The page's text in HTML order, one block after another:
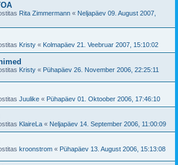
Rita Zimmermann « Neljapäev 09. August 2007,
Kristy « Kolmapäev 21. Veebruar 2007, 15:10:02
Kristy « Pühapäev 26. November 2006, 22:25:11
Juulike « Pühapäev 01. Oktoober 2006, 17:46:10
KlaireLa « Neljapäev 14. September 2006, 11:00:09
kroonstrom « Pühapäev 13. August 2006, 15:13:08